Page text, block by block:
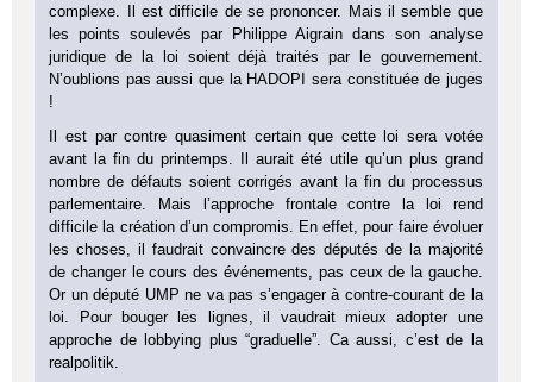
complexe. Il est difficile de se prononcer. Mais il semble que
les points soulevés par Philippe Aigrain dans son analyse
juridique de la loi soient déjà traités par le gouvernement.
N’oublions pas aussi que la HADOPI sera constituée de juges
!
Il est par contre quasiment certain que cette loi sera votée
avant la fin du printemps. Il aurait été utile qu’un plus grand
nombre de défauts soient corrigés avant la fin du processus
parlementaire. Mais l’approche frontale contre la loi rend
difficile la création d’un compromis. En effet, pour faire évoluer
les choses, il faudrait convaincre des députés de la majorité
de changer le cours des événements, pas ceux de la gauche.
Or un député UMP ne va pas s’engager à contre-courant de la
loi. Pour bouger les lignes, il vaudrait mieux adopter une
approche de lobbying plus “graduelle”. Ca aussi, c’est de la
realpolitik.